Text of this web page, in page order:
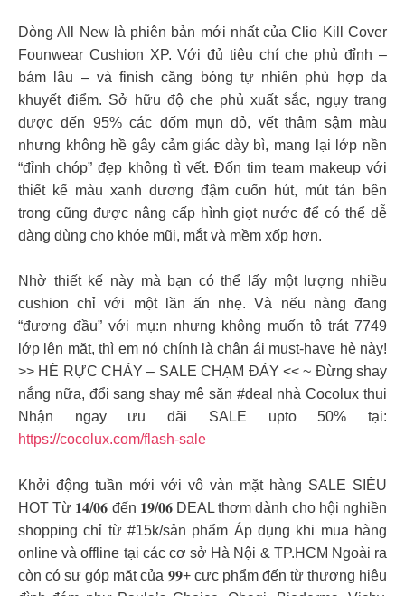
Dòng All New là phiên bản mới nhất của Clio Kill Cover
Founwear Cushion XP. Với đủ tiêu chí che phủ đỉnh –
bám lâu – và finish căng bóng tự nhiên phù hợp da
khuyết điểm. Sở hữu độ che phủ xuất sắc, ngụy trang
được đến 95% các đốm mụn đỏ, vết thâm sậm màu
nhưng không hề gây cảm giác dày bì, mang lại lớp nền
“đỉnh chóp” đẹp không tì vết. Đốn tim team makeup với
thiết kế màu xanh dương đậm cuốn hút, mút tán bên
trong cũng được nâng cấp hình giọt nước để có thể dễ
dàng dùng cho khóe mũi, mắt và mềm xốp hơn.
Nhờ thiết kế này mà bạn có thể lấy một lượng nhiều
cushion chỉ với một lần ấn nhẹ. Và nếu nàng đang
“đương đầu” với mụ:n nhưng không muốn tô trát 7749
lớp lên mặt, thì em nó chính là chân ái must-have hè này!
>> HÈ RỰC CHÁY – SALE CHẠM ĐÁY << ~ Đừng shay
nắng nữa, đổi sang shay mê săn #deal nhà Cocolux thui
Nhận ngay ưu đãi SALE upto 50% tại:
https://cocolux.com/flash-sale
Khởi động tuần mới với vô vàn mặt hàng SALE SIÊU
HOT Từ 𝟏𝟒/𝟎𝟔 đến 𝟏𝟗/𝟎𝟔 DEAL thơm dành cho hội nghiền
shopping chỉ từ #15k/sản phẩm Áp dụng khi mua hàng
online và offline tại các cơ sở Hà Nội & TP.HCM Ngoài ra
còn có sự góp mặt của 𝟗𝟗+ cực phẩm đến từ thương hiệu